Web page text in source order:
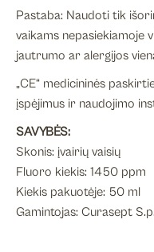
Pastaba: Naudoti tik
vaikams nepasiekiamoje
jautrumo ar alergijos
„CE“ medicininės
įspėjimus ir naudojimo
SAVYBĖS:
Skonis: įvairių vaisių
Fluoro kiekis: 1450 ppm
Kiekis pakuotėje: 50 ml
Gamintojas: Curasept